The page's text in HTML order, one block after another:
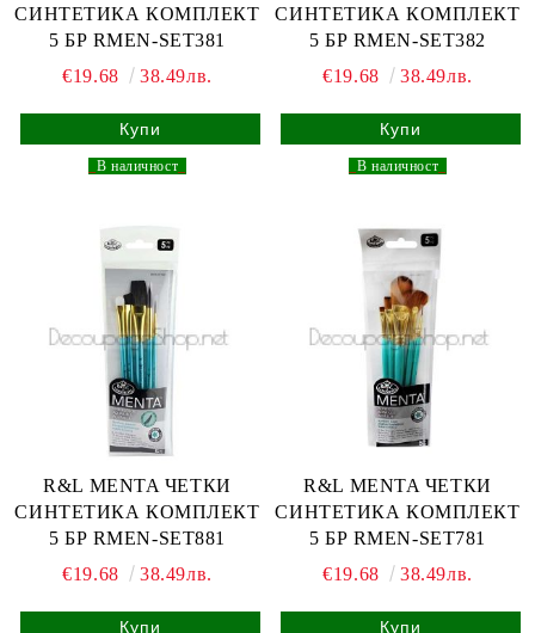
СИНТЕТИКА КОМПЛЕКТ
5 БР RMEN-SET381
€19.68
38.49лв.
В наличност
СИНТЕТИКА КОМПЛЕКТ
5 БР RMEN-SET382
€19.68
38.49лв.
В наличност
R&L MENTA ЧЕТКИ
СИНТЕТИКА КОМПЛЕКТ
5 БР RMEN-SET881
€19.68
38.49лв.
R&L MENTA ЧЕТКИ
СИНТЕТИКА КОМПЛЕКТ
5 БР RMEN-SET781
€19.68
38.49лв.